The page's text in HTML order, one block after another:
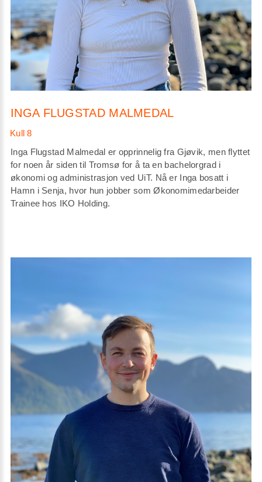
INGA FLUGSTAD MALMEDAL
Inga Flugstad Malmedal er opprinnelig fra Gjøvik, men flyttet
for noen år siden til Tromsø for å ta en bachelorgrad i
økonomi og administrasjon ved UiT. Nå er Inga bosatt i
Hamn i Senja, hvor hun jobber som Økonomimedarbeider
Trainee hos IKO Holding.